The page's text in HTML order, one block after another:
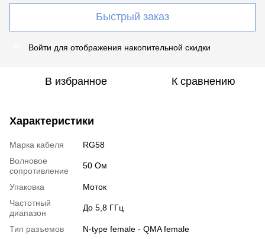
Быстрый заказ
Войти для отображения накопительной скидки
В избранное К сравнению
Характеристики
Марка кабеля
RG58
Волновое
сопротивление
50 Ом
Упаковка
Моток
Частотный
диапазон
До 5,8 ГГц
Тип разъемов
N-type female - QMA female